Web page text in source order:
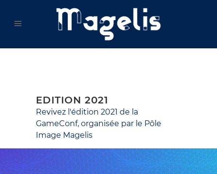
EDITION 2021
Revivez l'édition 2021 de la
GameConf, organisée par le Pôle
Image Magelis